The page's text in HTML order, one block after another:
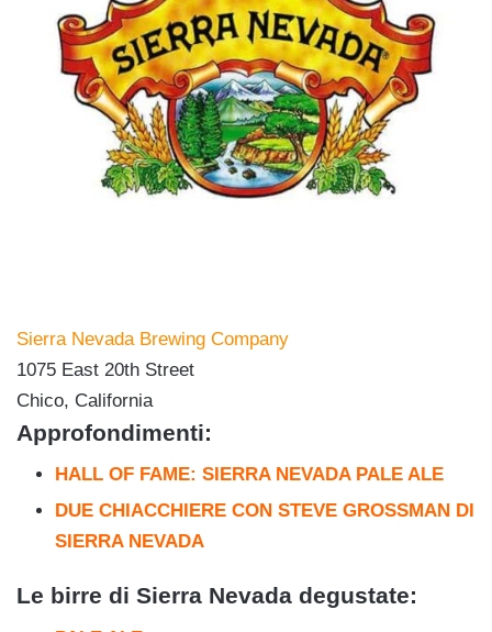
Sierra Nevada Brewing Company
1075 East 20th Street
Chico, California
Approfondimenti:
HALL OF FAME: SIERRA NEVADA PALE ALE
DUE CHIACCHIERE CON STEVE GROSSMAN DI
SIERRA NEVADA
Le birre di Sierra Nevada degustate: